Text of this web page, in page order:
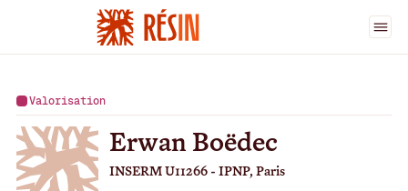
Erwan Boëdec
Valorisation
Erwan Boëdec
INSERM U11266 - IPNP, Paris